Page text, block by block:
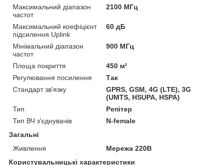
Максимальний діапазон
частот
2100 МГц
Максимальний коефіцієнт
підсилення Uplink
60 дБ
Мінімальний діапазон
частот
900 МГц
Площа покриття
450 м²
Регулювання посилення
Так
Стандарт зв'язку
GPRS, GSM, 4G (LTE), 3G
(UMTS, HSUPA, HSPA)
Тип
Репітер
Тип ВЧ з'єднувачів
N-female
Загальні
Живлення
Мережа 220В
Користувальницькі характеристики